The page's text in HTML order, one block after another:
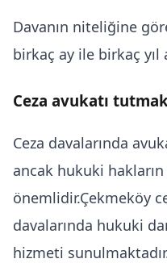
Davanın niteliğine
birkaç ay ile birkaç yıl
Ceza avukatı
Ceza davalarında
ancak hukuki hakların
önemlidir.Çekmeköy
davalarında hukuki
hizmeti